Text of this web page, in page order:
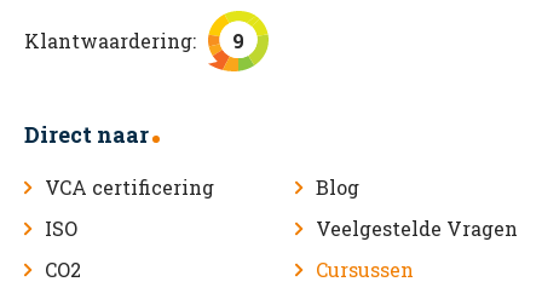
Klantwaardering: 9
Direct naar
VCA certificering
ISO
CO2
Blog
Veelgestelde Vragen
Cursussen